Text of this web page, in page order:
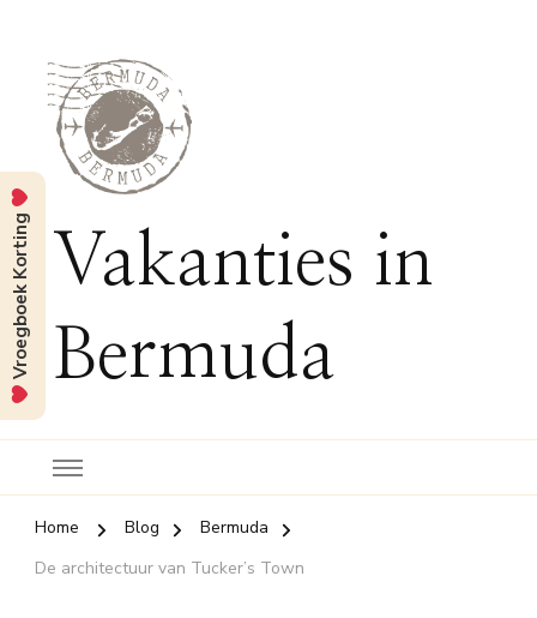
Vakanties in
Bermuda
Home Blog
Bermuda
De architectuur van Tucker’s Town
Vroegboek Korting